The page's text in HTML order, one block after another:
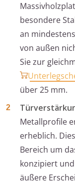
besondere
an
von außen
Sie zur
über 25 mm.
Metallprofile
erheblich.
Bereich um
konzipiert
äußere